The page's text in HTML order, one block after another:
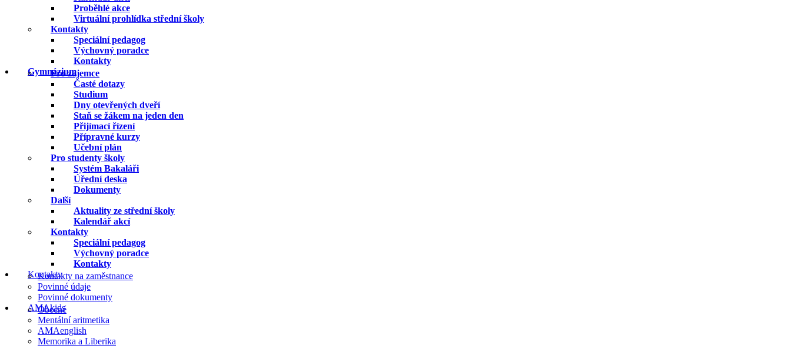
Proběhlé akce
Virtuální prohlídka střední školy
Kontakty
Speciální pedagog
Výchovný poradce
Kontakty
Gymnázium
Pro zájemce
Časté dotazy
Studium
Dny otevřených dveří
Staň se žákem na jeden den
Přijímací řízení
Přípravné kurzy
Učební plán
Pro studenty školy
Systém Bakaláři
Úřední deska
Dokumenty
Další
Aktuality ze střední školy
Kalendář akcí
Kontakty
Speciální pedagog
Výchovný poradce
Kontakty
Kontakty
Kontakty na zaměstnance
Povinné údaje
Povinné dokumenty
AMAkids
Obecné
Mentální aritmetika
AMAenglish
Memorika a Liberika